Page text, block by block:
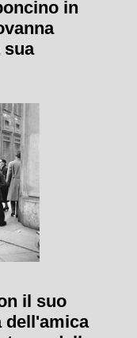
in
sua
il suo
dell'amica